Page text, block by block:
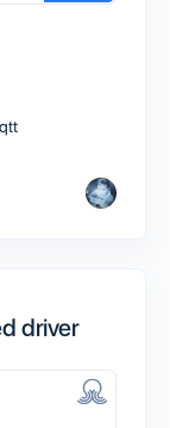
driver